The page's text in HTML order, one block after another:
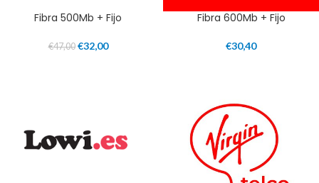
Fibra 500Mb + Fijo
€47,00 €32,00
Fibra 600Mb + Fijo
€30,40